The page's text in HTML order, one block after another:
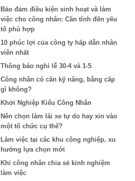
Bảo đảm điều kiện sinh hoạt và làm
việc cho công nhân: Cần tính đến yếu
tố phù hợp
10 phúc lợi của công ty hấp dẫn nhân
viên nhất
Thông báo nghỉ lễ 30-4 và 1-5
Công nhân có cần kỹ năng, bằng cấp
gì không?
Khởi Nghiệp Kiểu Công Nhân
Nên chọn làm lái xe tự do hay xin vào
một tổ chức cụ thể?
Làm việc tại các khu công nghiệp, xu
hướng lựa chọn mới
Khi công nhân chia sẻ kinh nghiệm
làm việc